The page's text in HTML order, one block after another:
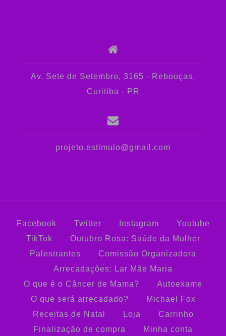
Av. Sete de Setembro, 3165 - Rebouças,
Curitiba - PR
projeto.estimulo@gmail.com
Facebook Twitter Instagram
Youtube
TikTok
Outubro Rosa: Saúde da Mulher
Palestrantes
Comissão Organizadora
Arrecadações: Lar Mãe Maria
O que é o Câncer de Mama?
Autoexame
O que será arrecadado?
Michael Fox
Receitas de Natal
Loja
Carrinho
Finalização de compra
Minha conta